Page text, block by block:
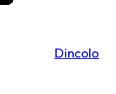
Dincolo